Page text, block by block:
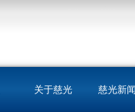
关于慈光 慈光新